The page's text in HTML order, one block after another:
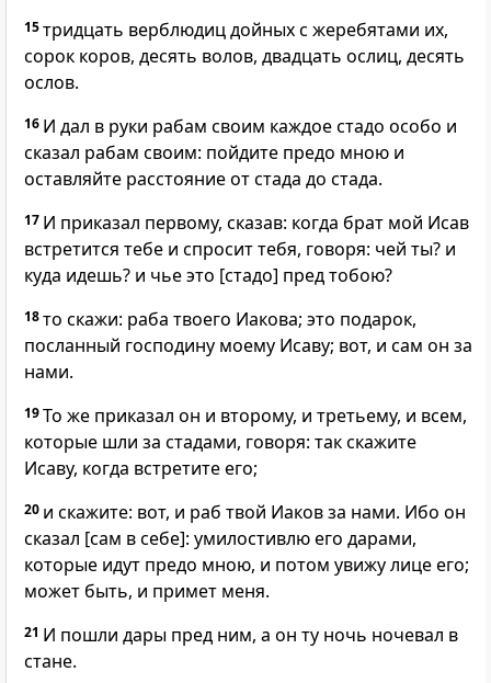
15тридцать верблюдиц дойных с жеребятами их,
сорок коров, десять волов, двадцать ослиц, десять
ослов.
16 И дал в руки рабам своим каждое стадо особо и
сказал рабам своим: пойдите предо мною и
оставляйте расстояние от стада до стада.
17 И приказал первому, сказав: когда брат мой Исав
встретится тебе и спросит тебя, говоря: чей ты? и
куда идешь? и чье это [стадо] пред тобою?
18то скажи: раба твоего Иакова; это подарок,
посланный господину моему Исаву; вот, и сам он за
нами.
19То же приказал он и второму, и третьему, и всем,
которые шли за стадами, говоря: так скажите
Исаву, когда встретите его;
20 и скажите: вот, и раб твой Иаков за нами. Ибо он
сказал [сам в себе]: умилостивлю его дарами,
которые идут предо мною, и потом увижу лице его;
может быть, и примет меня.
21 И пошли дары пред ним, а он ту ночь ночевал в
стане.